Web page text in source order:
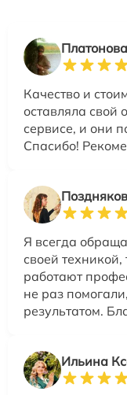
Качество и
оставляла свой
сервисе, и они
Спасибо!
Я всегда
своей техникой,
работают
не раз
результатом.
Ильина